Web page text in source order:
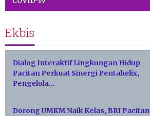
Ekbis
Dialog Interaktif Lingkungan Hidup
Pacitan Perkuat Sinergi Pentahelix,
Pengelola…
Dorong UMKM Naik Kelas, BRI Pacitan